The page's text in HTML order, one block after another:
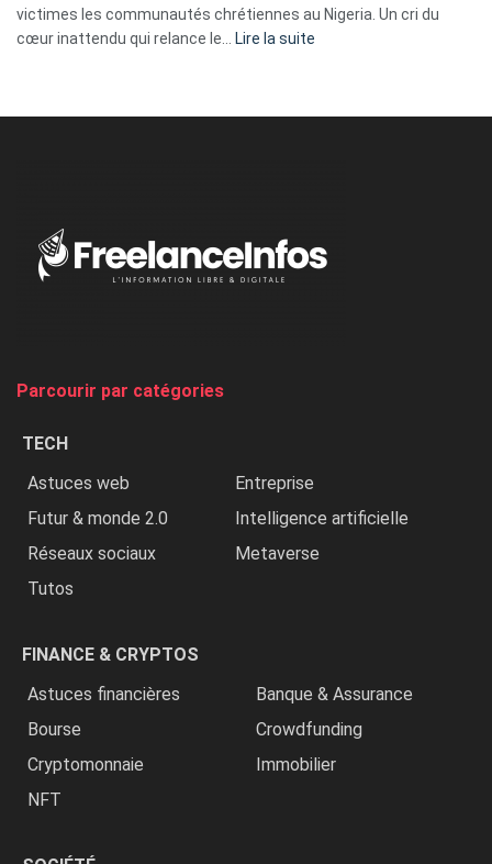
victimes les communautés chrétiennes au Nigeria. Un cri du
cœur inattendu qui relance le…
Lire la suite
Nigeria,
Parcourir par catégories
TECH
Astuces web
Entreprise
Futur & monde 2.0
Intelligence artificielle
Réseaux sociaux
Metaverse
Tutos
FINANCE & CRYPTOS
Astuces financières
Banque & Assurance
Bourse
Crowdfunding
Cryptomonnaie
Immobilier
NFT